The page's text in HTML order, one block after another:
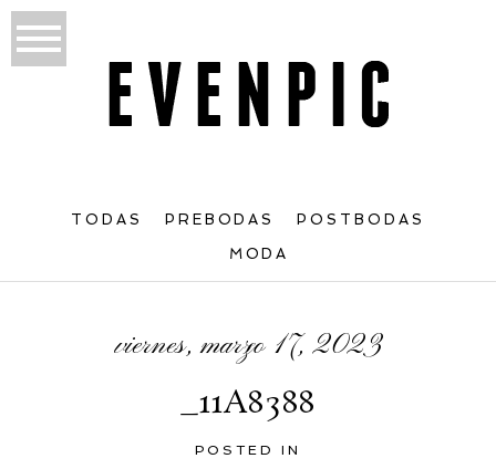
TODAS PREBODAS POSTBODAS
MODA
viernes, marzo 17, 2023
_11A8388
POSTED IN